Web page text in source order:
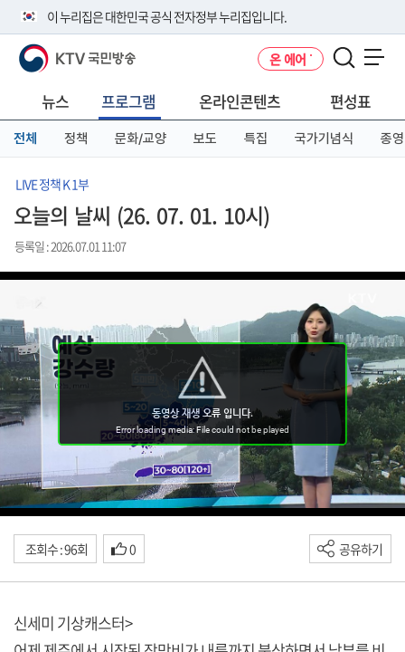
이 누리집은 대한민국 공식 전자정부 누리집입니다.
공식 누리집 주소 확인하기
니다.
이밖에 or.kr 또는 .kr등 다른 도메인 주소를 사용하고 있다면 아래 URL에
서 도메인 주소를 확인해 보세요
KTV 국민방송 온 에어
뉴스 프로그램 온라인콘텐츠 편성표
전체 정책 문화/교양 보도 특집 국가기념식 종영
LIVE 정책 K 1부
오늘의 날씨 (26. 07. 01. 10시)
등록일 : 2026.07.01 11:07
조회수 : 96회 0 공유하기
신세미 기상캐스터>